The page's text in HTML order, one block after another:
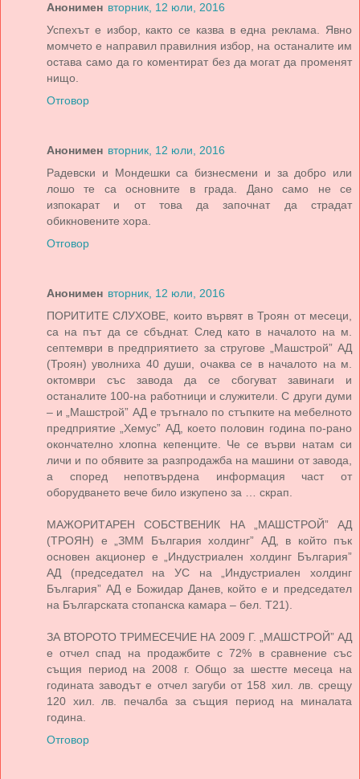
Анонимен вторник, 12 юли, 2016
Успехът е избор, както се казва в една реклама. Явно
момчето е направил правилния избор, на останалите им
остава само да го коментират без да могат да променят
нищо.
Отговор
Анонимен вторник, 12 юли, 2016
Радевски и Мондешки са бизнесмени и за добро или
лошо те са основните в града. Дано само не се
изпокарат и от това да започнат да страдат
обикновените хора.
Отговор
Анонимен вторник, 12 юли, 2016
ПОРИТИТЕ СЛУХОВЕ, които вървят в Троян от месеци,
са на път да се сбъднат. След като в началото на м.
септември в предприятието за стругове „Машстрой” АД
(Троян) уволниха 40 души, очаква се в началото на м.
октомври със завода да се сбогуват завинаги и
останалите 100-на работници и служители. С други думи
– и „Машстрой” АД е тръгнало по стъпките на мебелното
предприятие „Хемус” АД, което половин година по-рано
окончателно хлопна кепенците. Че се върви натам си
личи и по обявите за разпродажба на машини от завода,
а според непотвърдена информация част от
оборудването вече било изкупено за … скрап.
МАЖОРИТАРЕН СОБСТВЕНИК НА „МАШСТРОЙ” АД
(ТРОЯН) е „ЗММ България холдинг” АД, в който пък
основен акционер е „Индустриален холдинг България”
АД (председател на УС на „Индустриален холдинг
България” АД е Божидар Данев, който е и председател
на Българската стопанска камара – бел. Т21).
ЗА ВТОРОТО ТРИМЕСЕЧИЕ НА 2009 Г. „МАШСТРОЙ” АД
е отчел спад на продажбите с 72% в сравнение със
същия период на 2008 г. Общо за шестте месеца на
годината заводът е отчел загуби от 158 хил. лв. срещу
120 хил. лв. печалба за същия период на миналата
година.
Отговор